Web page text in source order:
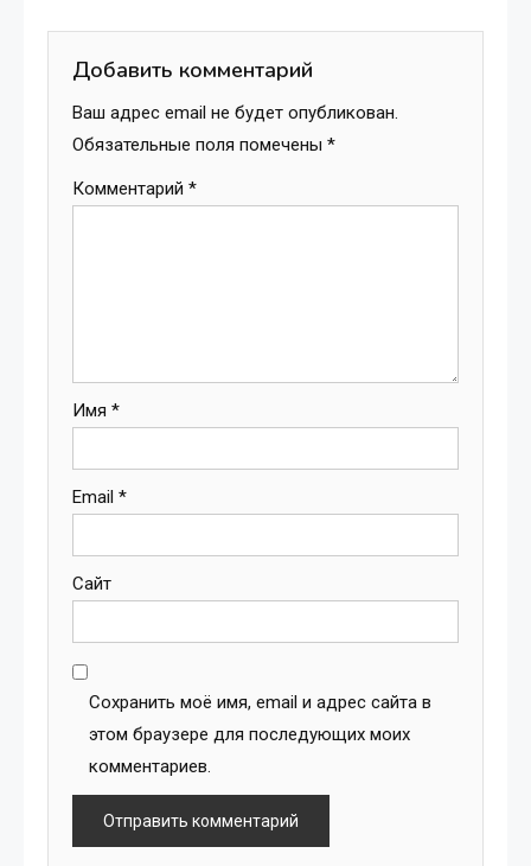
Добавить комментарий
Ваш адрес email не будет опубликован.
Обязательные поля помечены *
Комментарий *
Имя *
Email *
Сайт
Сохранить моё имя, email и адрес сайта в
этом браузере для последующих моих
комментариев.